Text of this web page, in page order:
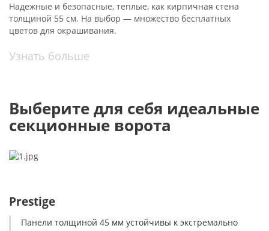
Надежные и безопасные, теплые, как кирпичная стена
толщиной 55 см. На выбор — множество бесплатных
цветов для окрашивания.
Узнать больше
Выберите для себя идеальные
секционные ворота
Prestige
Панели толщиной 45 мм устойчивы к экстремально